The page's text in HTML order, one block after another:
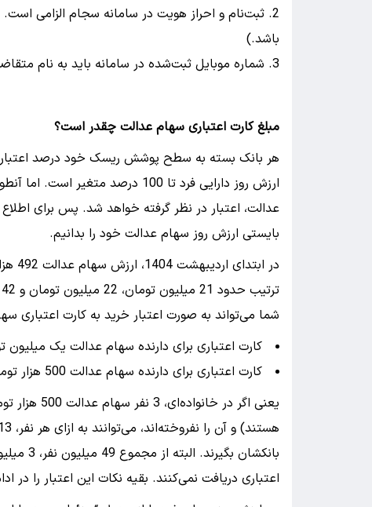
ثبت‌نام و احراز هویت در سامانه سجام الزامی
باشد.)
شماره موبایل ثبت‌شده در سامانه باید به نام
مبلغ کارت اعتباری سهام عدالت چقدر است؟
عدالت، اعتبار در نظر گرفته خواهد شد. پس برای
بایستی ارزش روز سهام عدالت خود را بدانیم.
شما می‌تواند به صورت اعتبار خرید به کارت اعتباری
کارت اعتباری برای دارنده سهام عدالت یک میلیون تومانی: حدود
کارت اعتباری برای دارنده سهام عدالت 500 هزار تومانی: حدود 13 میلیون تومان
اعتباری دریافت نمی‌کنند. بقیه نکات این اعتبار را در